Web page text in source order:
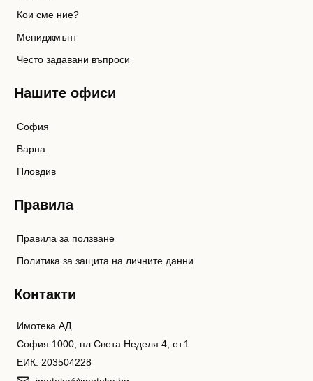
Кои сме ние?
Мениджмънт
Често задавани въпроси
Нашите офиси
София
Варна
Пловдив
Правила
Правила за ползване
Политика за защита на личните данни
Контакти
Имотека АД
София 1000, пл.Света Неделя 4, ет.1
ЕИК: 203504228